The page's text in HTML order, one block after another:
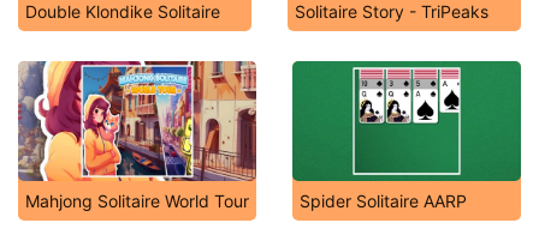
Double Klondike Solitaire Solitaire Story - TriPeaks
Mahjong Solitaire World Tour Spider Solitaire AARP